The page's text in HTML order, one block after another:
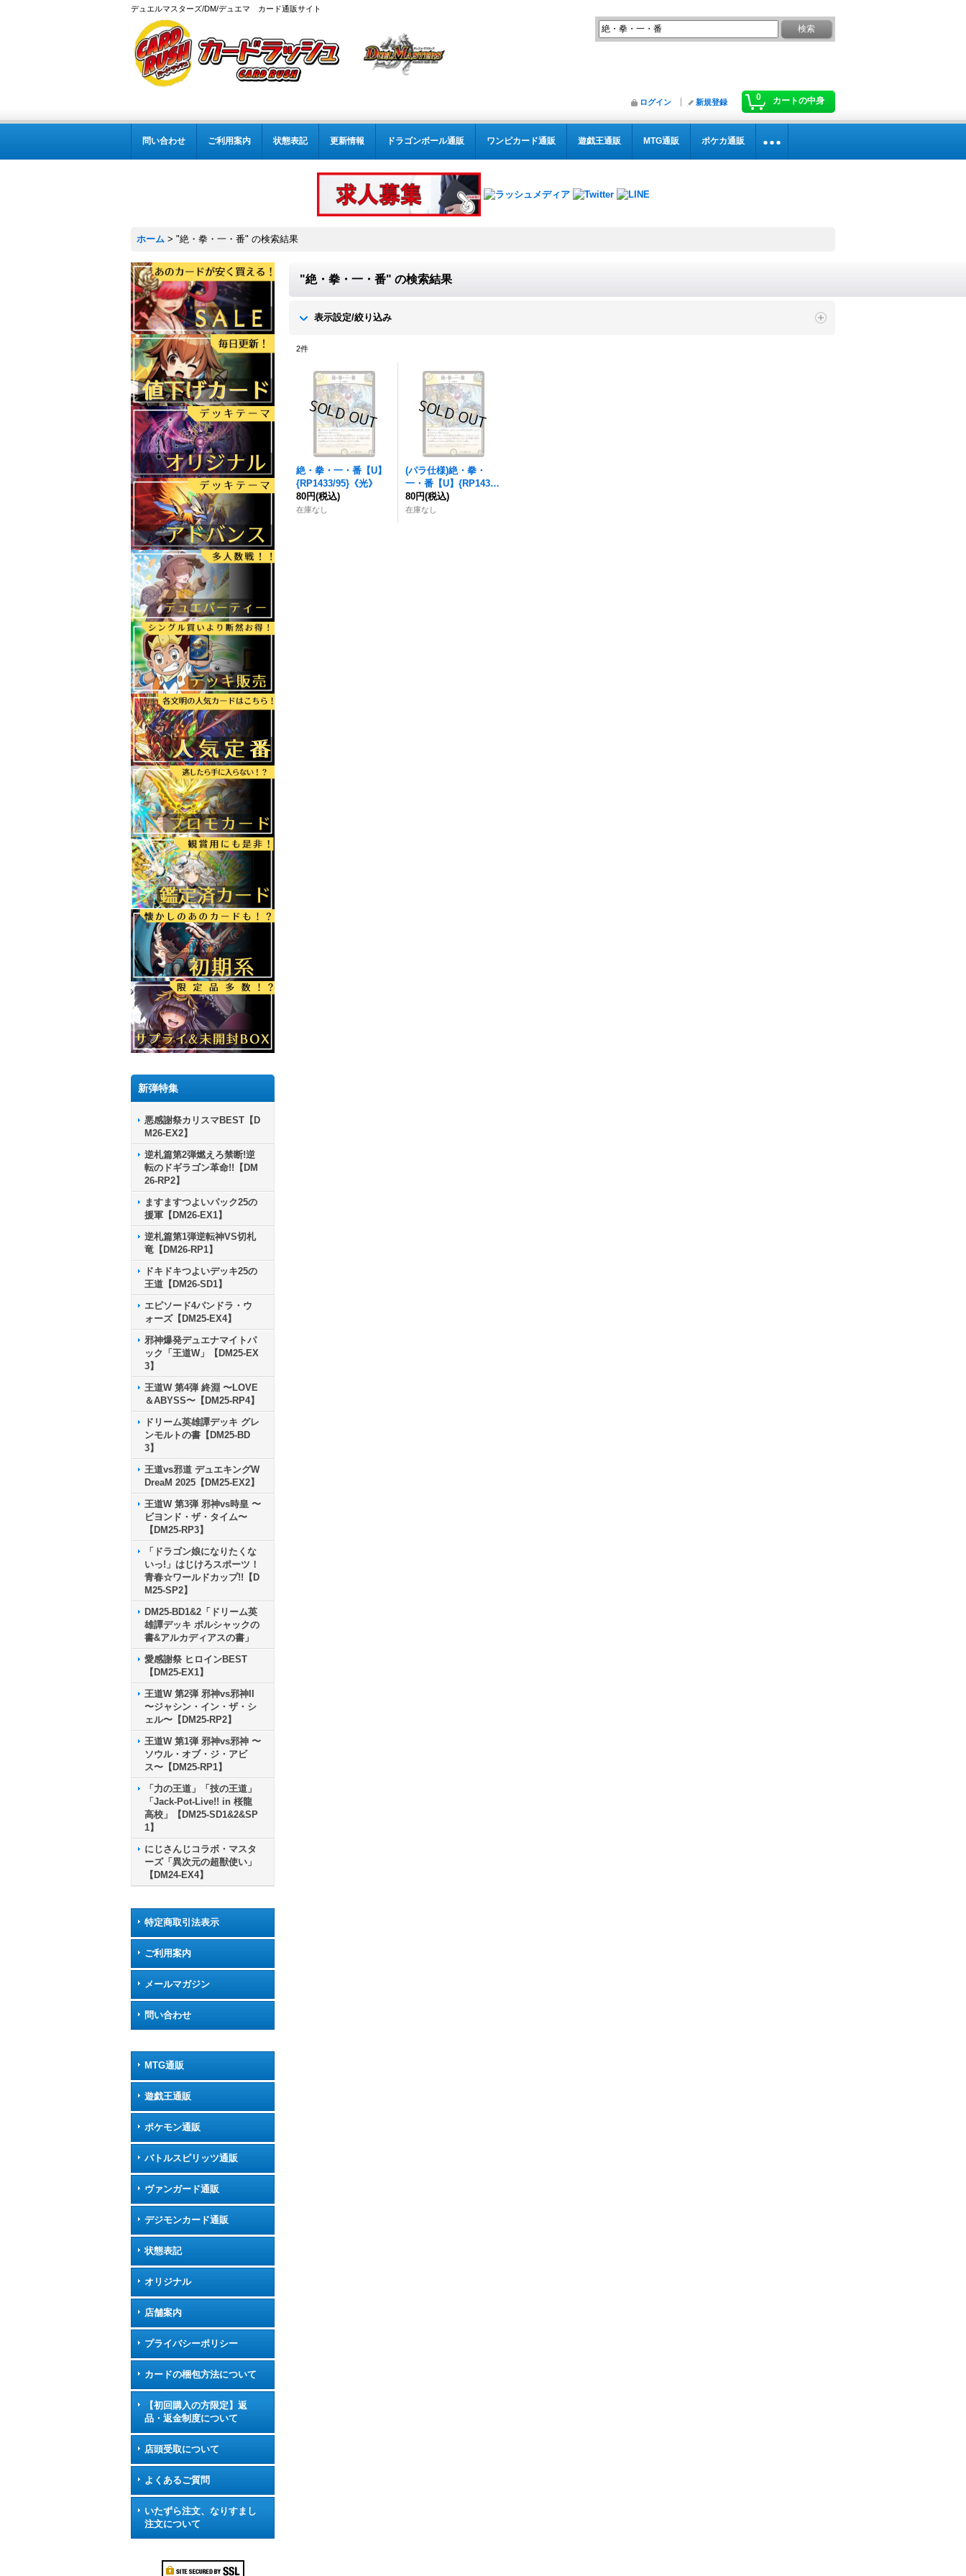
デュエルマスターズ/DM/デュエマ カード通販サイト
0 カートの中身
ログイン 新規登録
問い合わせ ご利用案内 状態表記 更新情報 ドラゴンボール通販 ワンピカード通販 遊戯王通販 MTG通販 ポケカ通販
ホーム > "絶・拳・一・番" の検索結果
新弾特集
悪感謝祭カリスマBEST【D
M26-EX2】
逆札篇第2弾燃えろ禁断!逆
転のドギラゴン革命!!【DM
26-RP2】
ますますつよいパック25の
援軍【DM26-EX1】
逆札篇第1弾逆転神VS切札
竜【DM26-RP1】
ドキドキつよいデッキ25の
王道【DM26-SD1】
エピソード4パンドラ・ウ
ォーズ【DM25-EX4】
邪神爆発デュエナマイトパ
ック「王道W」【DM25-EX
3】
王道W 第4弾 終淵 〜LOVE
＆ABYSS〜【DM25-RP4】
ドリーム英雄譚デッキ グレ
ンモルトの書【DM25-BD
3】
王道vs邪道 デュエキングW
DreaM 2025【DM25-EX2】
王道W 第3弾 邪神vs時皇 〜
ビヨンド・ザ・タイム〜
【DM25-RP3】
「ドラゴン娘になりたくな
いっ!」はじけろスポーツ！
青春☆ワールドカップ!!【D
M25-SP2】
DM25-BD1&2「ドリーム英
雄譚デッキ ボルシャックの
書&アルカディアスの書」
愛感謝祭 ヒロインBEST
【DM25-EX1】
王道W 第2弾 邪神vs邪神II
〜ジャシン・イン・ザ・シ
ェル〜【DM25-RP2】
王道W 第1弾 邪神vs邪神 〜
ソウル・オブ・ジ・アビ
ス〜【DM25-RP1】
「力の王道」「技の王道」
「Jack-Pot-Live!! in 桜龍
高校」【DM25-SD1&2&SP
1】
にじさんじコラボ・マスタ
ーズ「異次元の超獣使い」
【DM24-EX4】
特定商取引法表示
ご利用案内
メールマガジン
問い合わせ
MTG通販
遊戯王通販
ポケモン通販
バトルスピリッツ通販
ヴァンガード通販
デジモンカード通販
状態表記
オリジナル
店舗案内
プライバシーポリシー
カードの梱包方法について
【初回購入の方限定】返
品・返金制度について
店頭受取について
よくあるご質問
いたずら注文、なりすまし
注文について
"絶・拳・一・番" の検索結果
表示設定/絞り込み
2件
絶・拳・一・番 【U】
{RP1433/95}《光》
80円(税込)
在庫なし
(パラ仕様)絶・拳・
一・番 【U】{RP1433/
95}《光》
80円(税込)
在庫なし